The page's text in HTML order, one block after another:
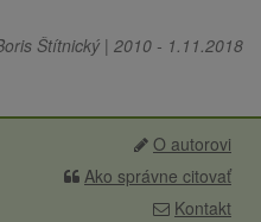
Štítnický | 2010 - 1.11.2018
O autorovi
Ako správne citovať
Kontakt